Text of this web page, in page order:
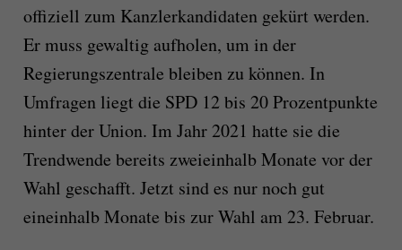
offiziell zum Kanzlerkandidaten gekürt werden.
Er muss gewaltig aufholen, um in der
Regierungszentrale bleiben zu können. In
Umfragen liegt die SPD 12 bis 20 Prozentpunkte
hinter der Union. Im Jahr 2021 hatte sie die
Trendwende bereits zweieinhalb Monate vor der
Wahl geschafft. Jetzt sind es nur noch gut
eineinhalb Monate bis zur Wahl am 23. Februar.